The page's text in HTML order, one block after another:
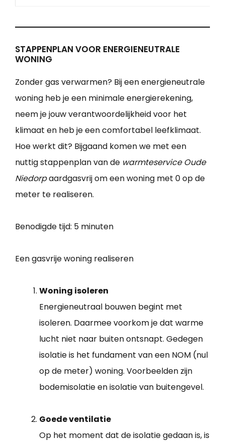
STAPPENPLAN VOOR ENERGIENEUTRALE
WONING
Zonder gas verwarmen? Bij een energieneutrale
woning heb je een minimale energierekening,
neem je jouw verantwoordelijkheid voor het
klimaat en heb je een comfortabel leefklimaat.
Hoe werkt dit? Bijgaand komen we met een
nuttig stappenplan van de warmteservice Oude
Niedorpaardgasvrij om een woning met 0 op de
meter te realiseren.
Benodigde tijd: 5 minuten
Een gasvrije woning realiseren
Woning isoleren
Energieneutraal bouwen begint met
isoleren. Daarmee voorkom je dat warme
lucht niet naar buiten ontsnapt. Gedegen
isolatie is het fundament van een NOM (nul
op de meter) woning. Voorbeelden zijn
bodemisolatie en isolatie van buitengevel.
Goede ventilatie
Op het moment dat de isolatie gedaan is, is